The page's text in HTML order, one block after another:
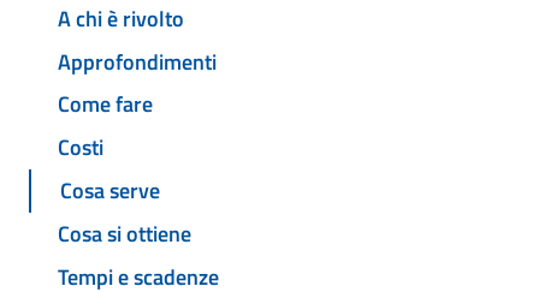
A chi è rivolto
Approfondimenti
Come fare
Costi
Cosa serve
Cosa si ottiene
Tempi e scadenze